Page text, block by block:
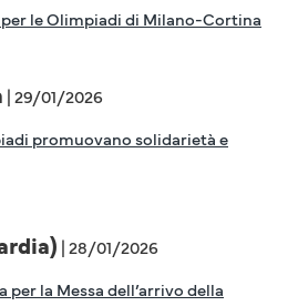
per le Olimpiadi di Milano-Cortina
| 29/01/2026
promuovano solidarietà e
| 28/01/2026
la Messa dell’arrivo della